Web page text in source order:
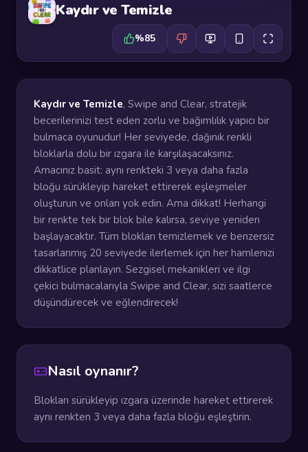
Kaydır ve Temizle
%85
Kaydır ve Temizle, Swipe and Clear, stratejik
becerilerinizi test eden zorlu ve bağımlılık yapıcı bir
bulmaca oyunudur! Her seviyede, dağınık renkli
bloklarla dolu bir ızgara ile karşılaşacaksınız.
Amacınız basit: aynı renkteki 3 veya daha fazla
bloğu sürükleyip hareket ettirerek eşleşmeler
oluşturun ve onları yok edin. Ama dikkat! Herhangi
bir renkte tek bir blok bile kalırsa, seviye yeniden
başlayacaktır. Tüm blokları temizlemek ve benzersiz
tasarlanmış 20 seviyede ilerlemek için her hamlenizi
dikkatlice planlayın. Sezgisel mekanikleri ve ilgi
çekici bulmacalarıyla Swipe and Clear, sizi saatlerce
düşündürecek ve eğlendirecek!
Nasıl oynanır?
Blokları sürükleyip ızgara üzerinde hareket ettirerek
aynı renkten 3 veya daha fazla bloğu eşleştirin.